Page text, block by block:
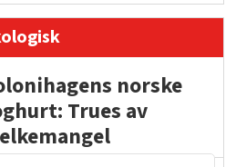
norske
Trues av